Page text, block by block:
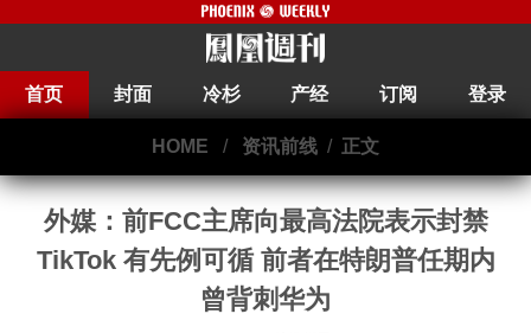
首页 封面 冷杉 产经 订阅 登录
HOME / 资讯前线 / 正文
外媒：前FCC主席向最高法院表示封禁
TikTok 有先例可循 前者在特朗普任期内
曾背刺华为